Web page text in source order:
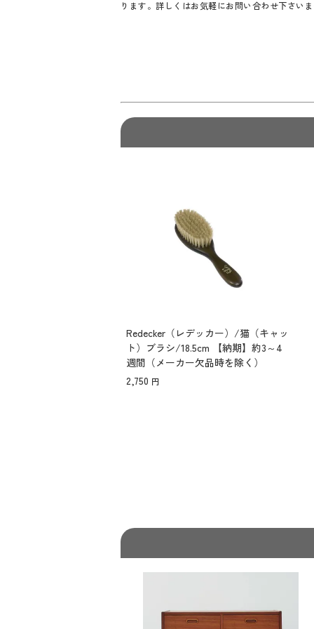
ります。詳しくはお気軽にお問い合わせ下さいま
Redecker（レデッカー）/猫（キャッ
ト）ブラシ/18.5cm 【納期】約3～4
週間（メーカー欠品時を除く）
2,750